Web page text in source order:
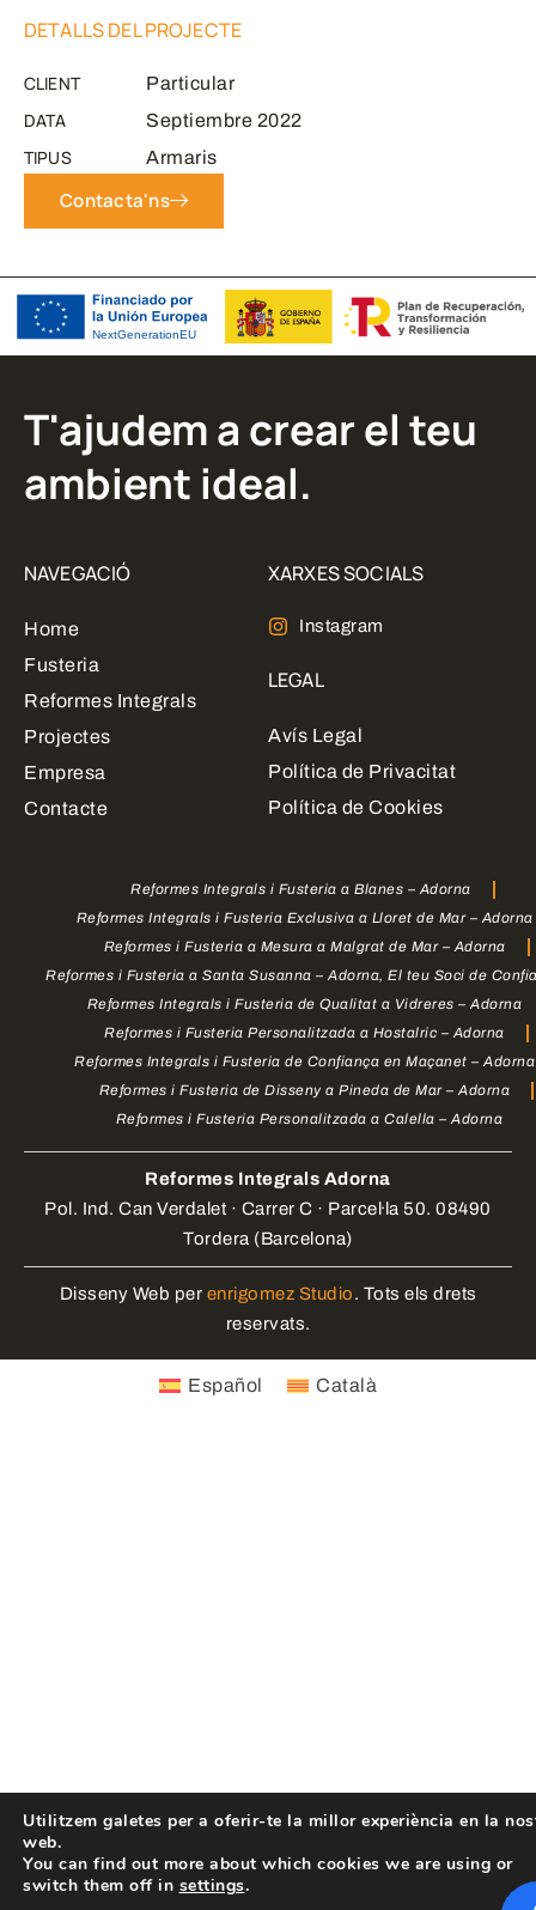
DETALLS DEL PROJECTE
CLIENT Particular
DATA Septiembre 2022
TIPUS Armaris
Contacta'ns
T'ajudem a crear el teu
ambient ideal.
NAVEGACIÓ
Home
Fusteria
Reformes Integrals
Projectes
Empresa
Contacte
XARXES SOCIALS
Instagram
LEGAL
Avís Legal
Política de Privacitat
Política de Cookies
Reformes Integrals i Fusteria a Blanes – Adorna
Reformes Integrals i Fusteria Exclusiva a Lloret de Mar – Adorna
Reformes i Fusteria a Mesura a Malgrat de Mar – Adorna
Reformes i Fusteria a Santa Susanna – Adorna, El teu Soci de
Reformes Integrals i Fusteria de Qualitat a Vidreres – Adorna
Reformes i Fusteria Personalitzada a Hostalric – Adorna
Reformes Integrals i Fusteria de Confiança en Maçanet – Adorna
Reformes i Fusteria de Disseny a Pineda de Mar – Adorna
Reformes i Fusteria Personalitzada a Calella – Adorna
Reformes Integrals Adorna
Pol. Ind. Can Verdalet · Carrer C · Parcel·la 50. 08490
Tordera (Barcelona)
Disseny Web per enrigomez Studio. Tots els drets
reservats.
Utilitzem galetes per a oferir-te la millor experiència en la
web.
You can find out more about which cookies we are using or
switch them off in settings.
Español Català